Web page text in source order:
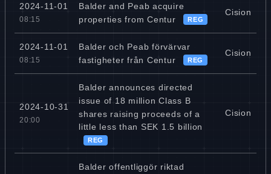
2024-11-01
08:15
Balder and Peab acquire
properties from Centur
REG
Cision
2024-11-01
08:15
Balder och Peab förvärvar
fastigheter från Centur
REG
Cision
2024-10-31
20:00
Balder announces directed
issue of 18 million Class B
shares raising proceeds of a
little less than SEK 1.5 billion
REG
Cision
Balder offentliggör riktad